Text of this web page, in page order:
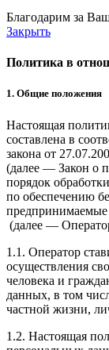
Благодарим за
Закрыть
Политика в
1. Общие положения
Настоящая
составлена в
закона от
(далее — Закон о
порядок
по обеспечению
(далее —
1.1. Оператор
осуществления
человека и
данных, в том
частной жизни,
1.2. Настоящая